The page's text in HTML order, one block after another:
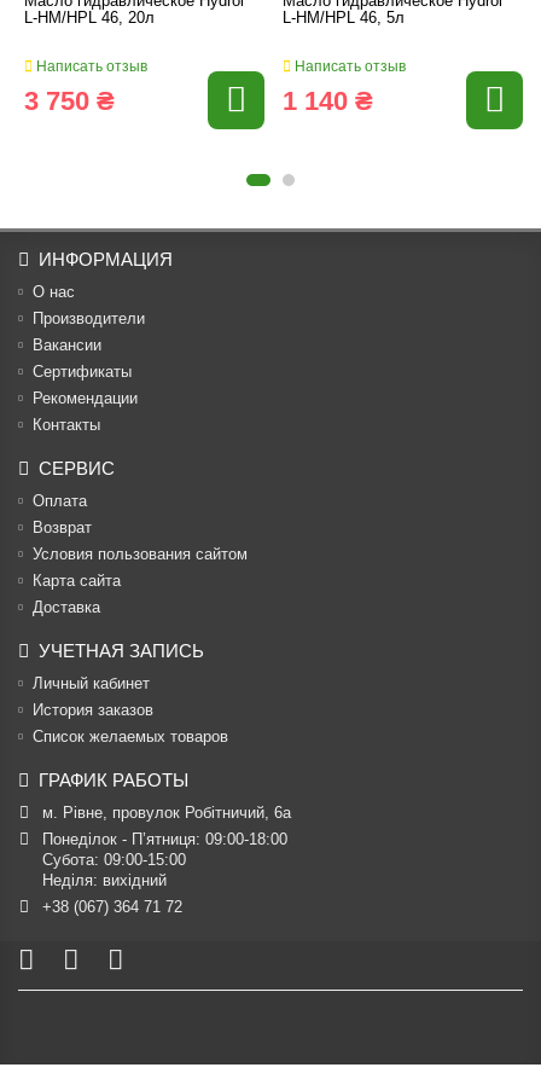
L-HM/HPL 46, 20л
Написать отзыв
3 750 ₴
L-HM/HPL 46, 5л
Написать отзыв
1 140 ₴
ИНФОРМАЦИЯ
О нас
Производители
Вакансии
Cертификаты
Рекомендации
Контакты
СЕРВИС
Оплата
Возврат
Условия пользования сайтом
Карта сайта
Доставка
УЧЕТНАЯ ЗАПИСЬ
Личный кабинет
История заказов
Список желаемых товаров
ГРАФИК РАБОТЫ
м. Рівне, провулок Робітничий, 6а
Понеділок - П’ятниця: 09:00-18:00
Субота: 09:00-15:00
Неділя: вихідний
+38 (067) 364 71 72